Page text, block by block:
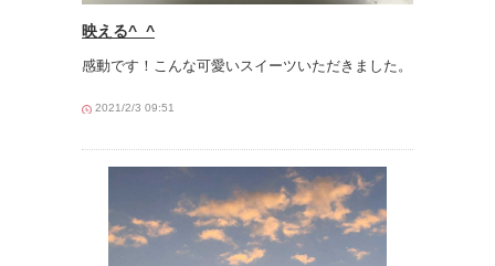
映える^_^
感動です！こんな可愛いスイーツいただきました。
2021/2/3 09:51